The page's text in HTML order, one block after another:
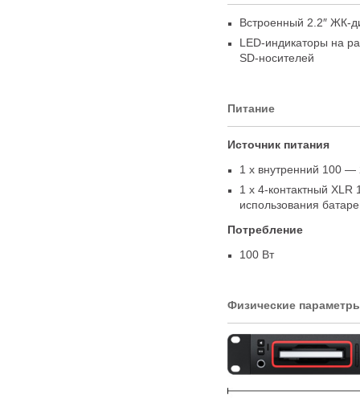
Встроенный 2.2″ ЖК-
LED-индикаторы на
SD-носителей
Питание
Источник питания
1 x внутренний 100 —
1 x 4-контактный XLR
использования
Потребление
100 Вт
Физические